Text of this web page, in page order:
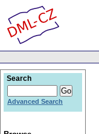
Search
Advanced Search